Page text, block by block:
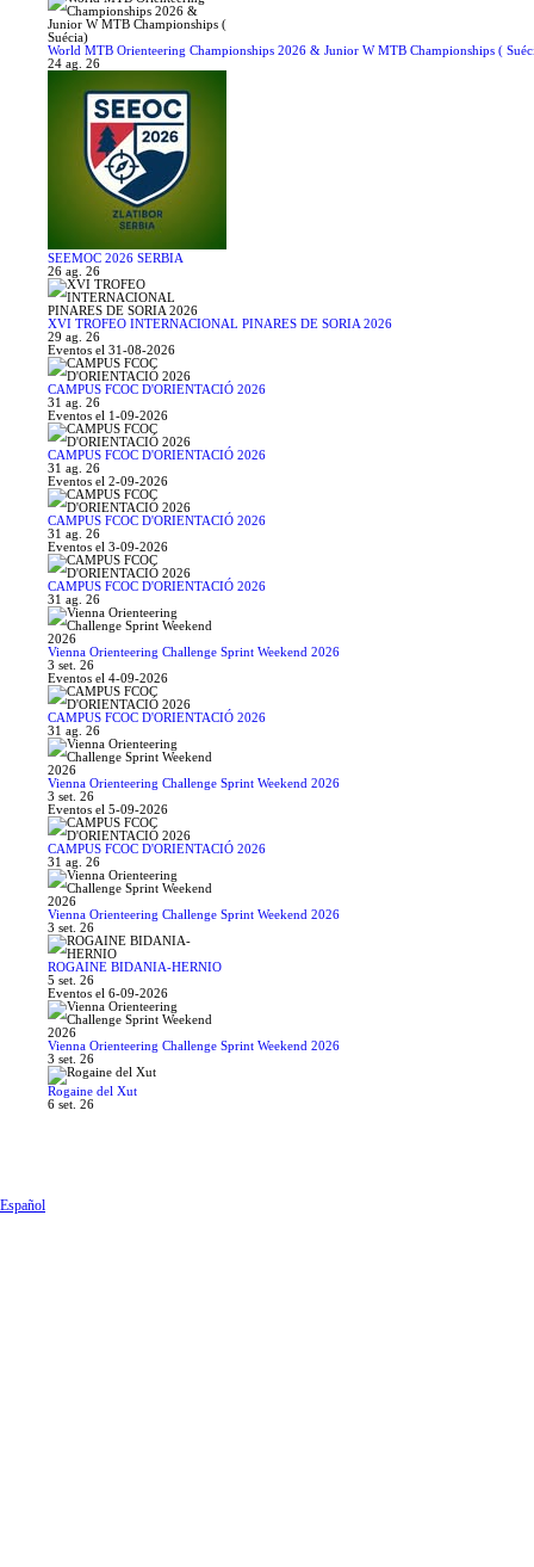
World MTB Orienteering Championships 2026 & Junior W MTB Championships (
24 ag. 26
SEEMOC 2026 SERBIA
26 ag. 26
XVI TROFEO INTERNACIONAL PINARES DE SORIA 2026
29 ag. 26
Eventos el 31-08-2026
CAMPUS FCOC D'ORIENTACIÓ 2026
31 ag. 26
Eventos el 1-09-2026
CAMPUS FCOC D'ORIENTACIÓ 2026
31 ag. 26
Eventos el 2-09-2026
CAMPUS FCOC D'ORIENTACIÓ 2026
31 ag. 26
Eventos el 3-09-2026
CAMPUS FCOC D'ORIENTACIÓ 2026
31 ag. 26
Vienna Orienteering Challenge Sprint Weekend 2026
3 set. 26
Eventos el 4-09-2026
CAMPUS FCOC D'ORIENTACIÓ 2026
31 ag. 26
Vienna Orienteering Challenge Sprint Weekend 2026
3 set. 26
Eventos el 5-09-2026
CAMPUS FCOC D'ORIENTACIÓ 2026
31 ag. 26
Vienna Orienteering Challenge Sprint Weekend 2026
3 set. 26
ROGAINE BIDANIA-HERNIO
5 set. 26
Eventos el 6-09-2026
Vienna Orienteering Challenge Sprint Weekend 2026
3 set. 26
Rogaine del Xut
6 set. 26
Español